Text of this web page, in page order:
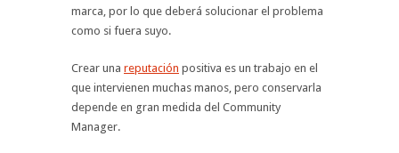
marca, por lo que deberá solucionar el problema
como si fuera suyo.
Crear una reputación positiva es un trabajo en el
que intervienen muchas manos, pero conservarla
depende en gran medida del Community
Manager.